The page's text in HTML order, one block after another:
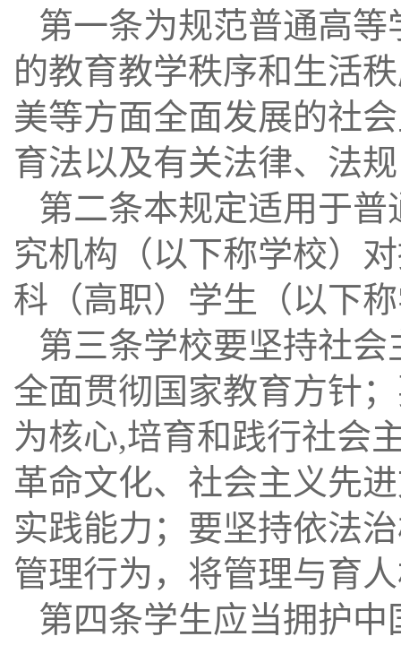
第一条为规范普通高
的教育教学秩序和生活
美等方面全面发展的社
育法以及有关法律、法
第二条本规定适用于
究机构（以下称学校）
科（高职）学生（以下
第三条学校要坚持社
全面贯彻国家教育方针
为核心,培育和践行社会
革命文化、社会主义先
实践能力；要坚持依法
管理行为，将管理与育
第四条学生应当拥护